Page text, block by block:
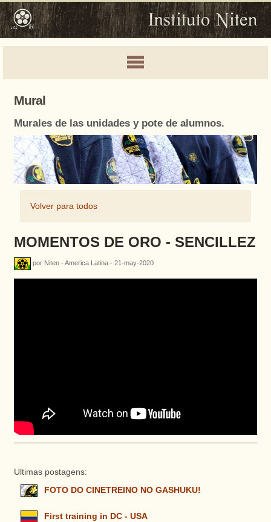
Mural
Murales de las unidades y pote de alumnos.
Volver para todos
MOMENTOS DE ORO - SENCILLEZ
por Niten - America Latina - 21-may-2020
Ultimas postagens:
FOTO DO CINETREINO NO GASHUKU!
First training in DC - USA